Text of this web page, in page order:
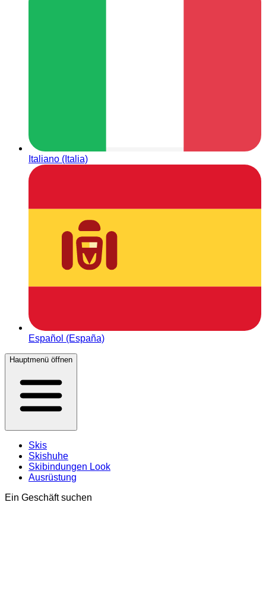
Italiano (Italia)
Español (España)
Hauptmenü öffnen
Skis
Skishuhe
Skibindungen Look
Ausrüstung
Ein Geschäft suchen